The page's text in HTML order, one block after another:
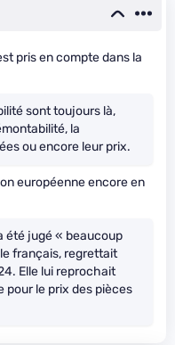
pris en compte dans la
sont toujours là,
la
ou encore leur prix.
européenne encore en
été jugé « beaucoup
français, regrettait
Elle lui reprochait
pour le prix des pièces